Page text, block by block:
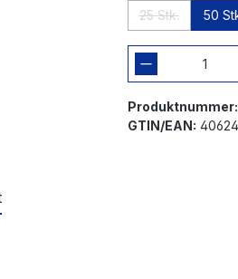
25 Stk. 50
GTIN/EAN: